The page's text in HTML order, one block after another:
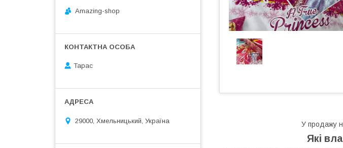
У продажу
Які
Amazing-shop
Тарас
29000, Хмельницький, Україна